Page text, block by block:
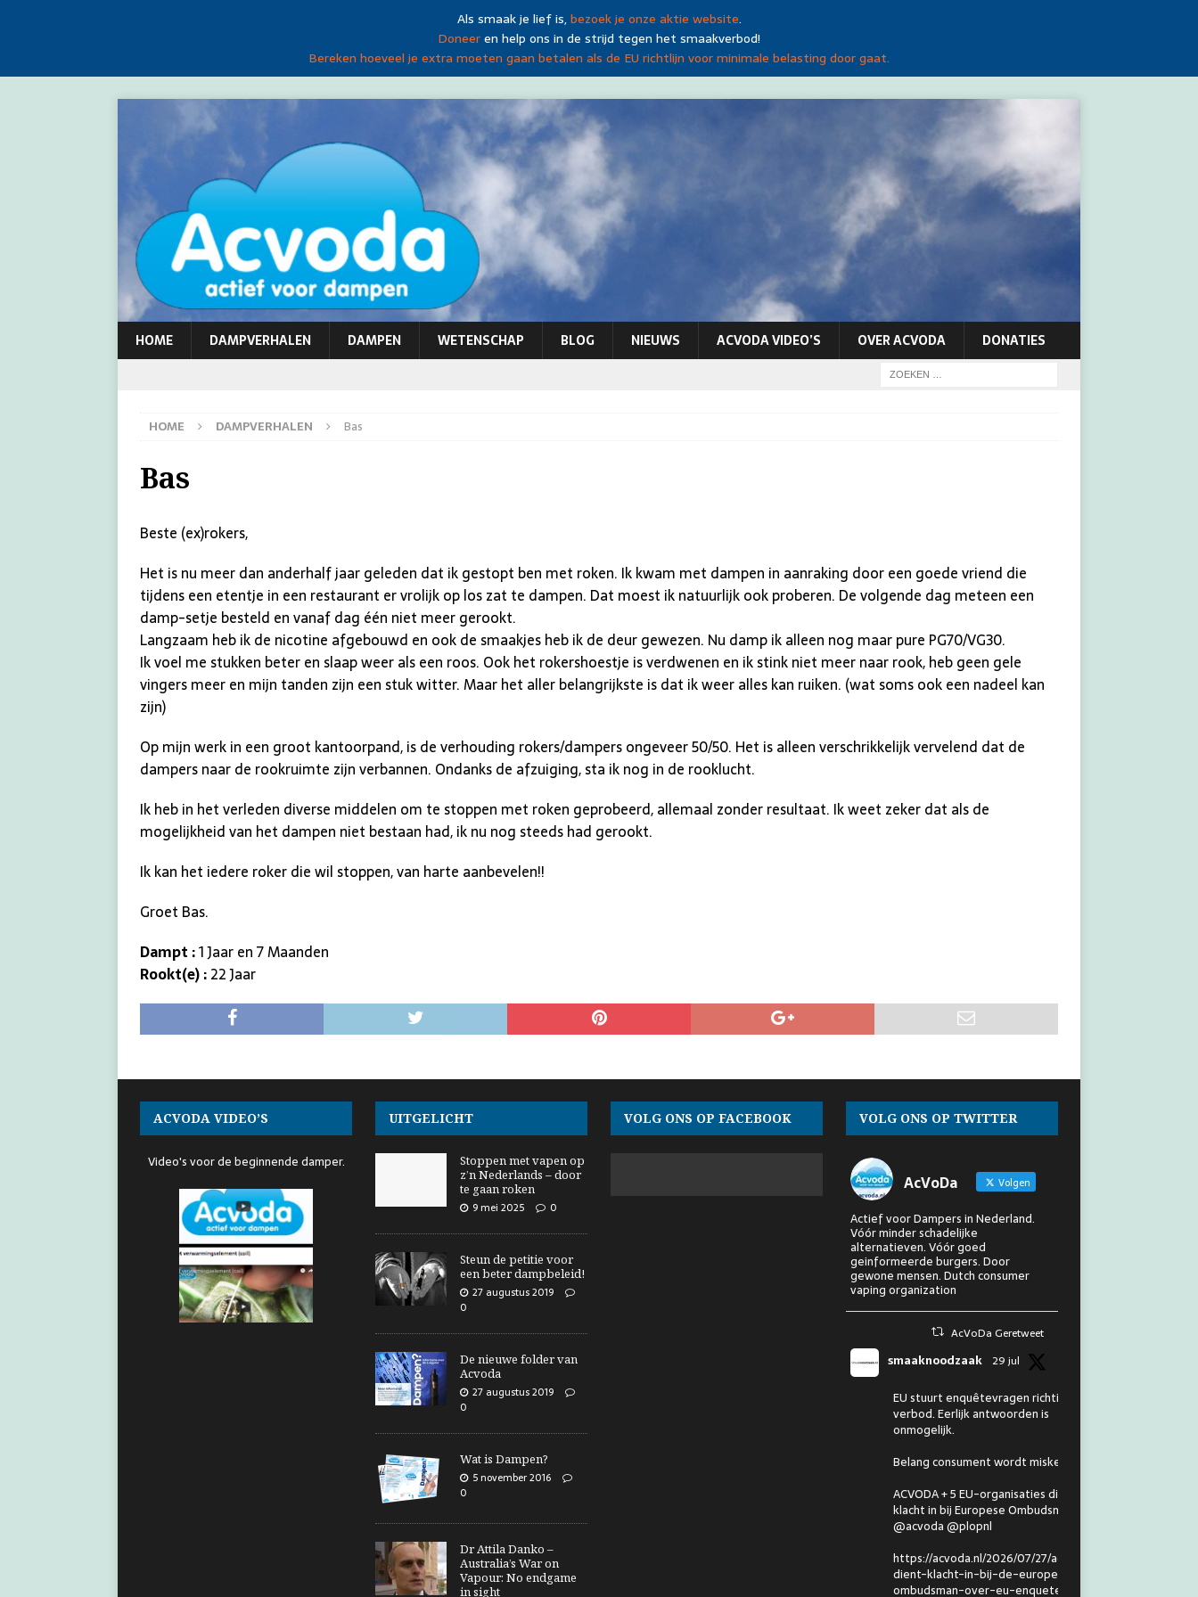
Als smaak je lief is,bezoek je onze aktie website.
Doneeren help ons in de strijd tegen het smaakverbod!
Bereken hoeveel je extra moeten gaan betalen als de EU richtlijn voor minimale belasting door gaat.
HOME DAMPVERHALEN DAMPEN WETENSCHAP BLOG NIEUWS ACVODA VIDEO’S OVER ACVODA DONATIES
HOME DAMPVERHALEN Bas
Bas
Beste (ex)rokers,
Het is nu meer dan anderhalf jaar geleden dat ik gestopt ben met roken. Ik kwam met dampen in aanraking door een goede vriend die
tijdens een etentje in een restaurant er vrolijk op los zat te dampen. Dat moest ik natuurlijk ook proberen. De volgende dag meteen een
damp-setje besteld en vanaf dag één niet meer gerookt.
Langzaam heb ik de nicotine afgebouwd en ook de smaakjes heb ik de deur gewezen. Nu damp ik alleen nog maar pure PG70/VG30.
Ik voel me stukken beter en slaap weer als een roos. Ook het rokershoestje is verdwenen en ik stink niet meer naar rook, heb geen gele
vingers meer en mijn tanden zijn een stuk witter. Maar het aller belangrijkste is dat ik weer alles kan ruiken. (wat soms ook een nadeel kan
zijn)
Op mijn werk in een groot kantoorpand, is de verhouding rokers/dampers ongeveer 50/50. Het is alleen verschrikkelijk vervelend dat de
dampers naar de rookruimte zijn verbannen. Ondanks de afzuiging, sta ik nog in de rooklucht.
Ik heb in het verleden diverse middelen om te stoppen met roken geprobeerd, allemaal zonder resultaat. Ik weet zeker dat als de
mogelijkheid van het dampen niet bestaan had, ik nu nog steeds had gerookt.
Ik kan het iedere roker die wil stoppen, van harte aanbevelen!!
Groet Bas.
Dampt :1 Jaar en 7 Maanden
Rookt(e) :22 Jaar
ACVODA VIDEO’S
Video's voor de beginnende damper.
UITGELICHT
Stoppen met vapen op
z’n Nederlands – door
te gaan roken
9 mei 2025
0
Steun de petitie voor
een beter dampbeleid!
27 augustus 2019
0
De nieuwe folder van
Acvoda
27 augustus 2019
0
Wat is Dampen?
5 november 2016
0
Dr Attila Danko –
Australia’s War on
Vapour: No endgame
in sight
VOLG ONS OP FACEBOOK VOLG ONS OP TWITTER
AcVoDa Volgen
Actief voor Dampers in Nederland.
Vóór minder schadelijke
alternatieven. Vóór goed
geinformeerde burgers. Door
gewone mensen. Dutch consumer
vaping organization
AcVoDa Geretweet
smaaknoodzaak 29 jul
EU stuurt enquêtevragen richting
verbod. Eerlijk antwoorden is
onmogelijk.
Belang consument wordt miskend.
ACVODA + 5 EU-organisaties dienen
klacht in bij Europese Ombudsman.
@acvoda @plopnl
https://acvoda.nl/2026/07/27/acvoda-
dient-klacht-in-bij-de-europese-
ombudsman-over-eu-enquete-